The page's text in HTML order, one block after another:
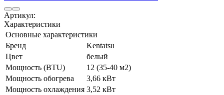
Артикул:
Характеристики
Основные характеристики
Бренд
Kentatsu
Цвет
белый
Мощность (BTU)
12 (35-40 м2)
Мощность обогрева
3,66 кВт
Мощность охлаждения 3,52 кВт